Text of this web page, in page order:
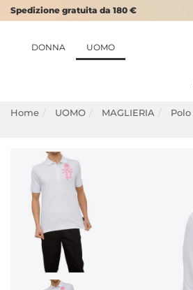
Spedizione gratuita da 180 €
DONNA UOMO
Home UOMO MAGLIERIA Polo